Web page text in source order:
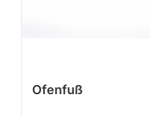
Ofenfuß